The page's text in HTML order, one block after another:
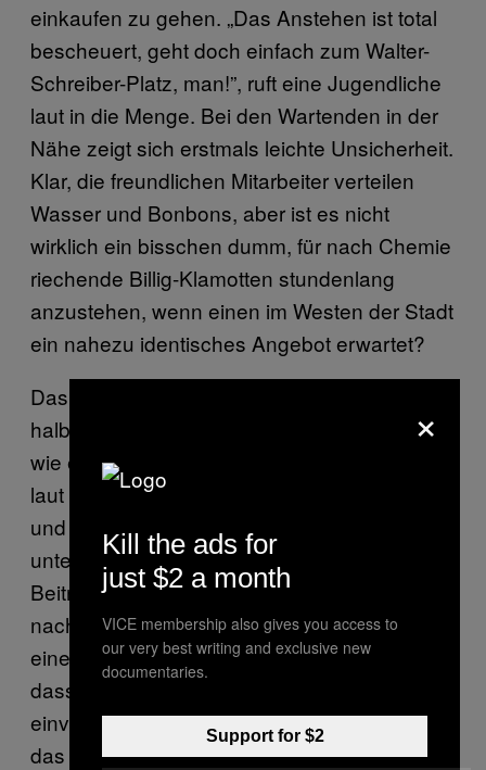
einkaufen zu gehen. „Das Anstehen ist total
bescheuert, geht doch einfach zum Walter-
Schreiber-Platz, man!”, ruft eine Jugendliche
laut in die Menge. Bei den Wartenden in der
Nähe zeigt sich erstmals leichte Unsicherheit.
Klar, die freundlichen Mitarbeiter verteilen
Wasser und Bonbons, aber ist es nicht
wirklich ein bisschen dumm, für nach Chemie
riechende Billig-Klamotten stundenlang
anzustehen, wenn einen im Westen der Stadt
ein nahezu identisches Angebot erwartet?
Das scheint immerhin besser zu sein, als den
halben Tag in einem Müllcontainer zu sitzen,
wie es eine der Aktivistinnen tut. Offen und
laut protestiert sie gegen Wegwerf-Konsum
und die schlechten Arbeitsbedingungen der
unterbezahlten Näher. Ihr ganz persönlicher
Beitrag zu einer besseren Welt ist es deshalb,
nach einem Einkauf bei H&M, Zara und Co.
eine E-Mail zu schreiben, „in der ich sage,
dass ich mit den Arbeitsbedingungen nicht
einverstanden bin.” Der Wille ist stark, aber
das Fleisch schwach—denn dass
×
Kill the ads for
just $2 a month
VICE membership also gives you access to
our very best writing and exclusive new
documentaries.
Support for $2